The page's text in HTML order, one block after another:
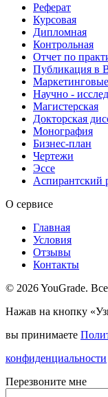
Реферат
Курсовая
Дипломная
Контрольная
Отчет по
Публикация в
Научно -
Магистерская
Докторская
Монография
Бизнес-план
Чертежи
Эссе
Аспирантский
О сервисе
Главная
Условия
Отзывы
Контакты
© 2026 YouGrade.
Нажав на кнопку
вы принимаете
конфиденциальности
Перезвоните мне